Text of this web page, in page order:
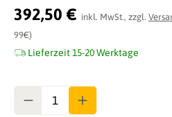
Durchschnittliche Bewertung von 0
392,50 € inkl. MwSt., zzgl.
99€)
Lieferzeit 15-20 Werktage